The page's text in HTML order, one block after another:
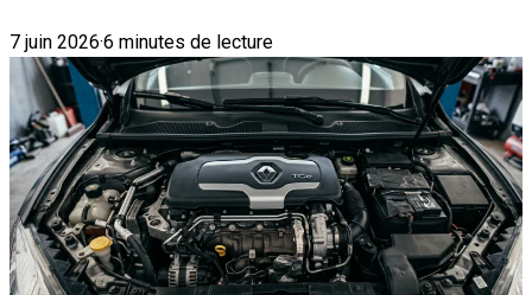
7 juin 2026·6 minutes de lecture